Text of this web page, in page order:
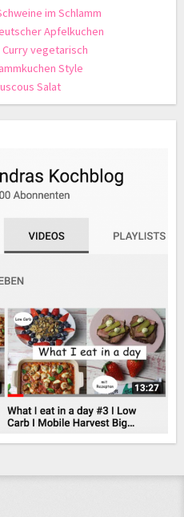
im Schlamm
Apfelkuchen
Curry vegetarisch
Style
Salat